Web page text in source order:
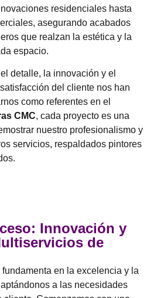
residenciales hasta
asegurando acabados
que realzan la estética y la
espacio.
detalle, la innovación y el
del cliente nos han
como referentes en el
CMC, cada proyecto es una
nuestro profesionalismo y
servicios, respaldados pintores
Innovación y
de
en la excelencia y la
a las necesidades